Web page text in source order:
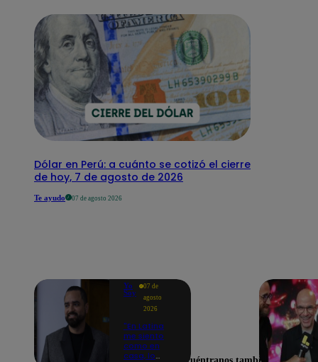
Dólar en Perú: a cuánto se cotizó el cierre
de hoy, 7 de agosto de 2026
Te ayudo 07 de agosto 2026
Yo
Soy
07 de
agosto
2026
"En Latina
me siento
como en
casa, lo